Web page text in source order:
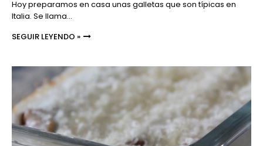
Hoy preparamos en casa unas galletas que son típicas en
Italia. Se llama…
SEGUIR LEYENDO »